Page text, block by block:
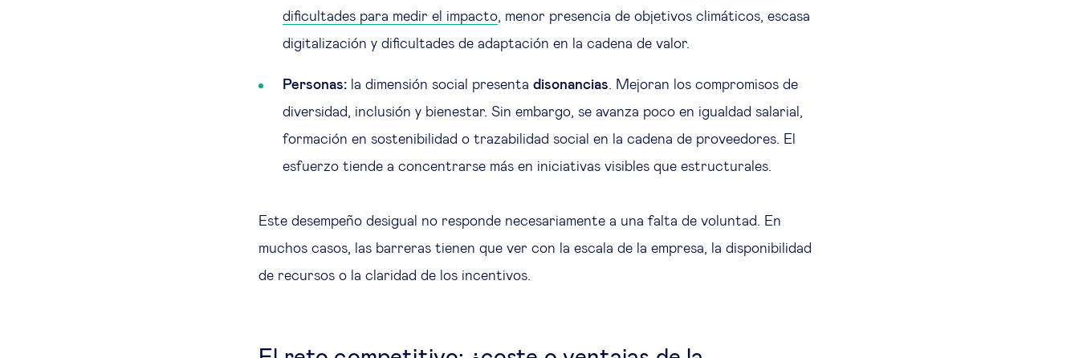
dificultades para medir el impacto, menor presencia de objetivos climáticos, escasa
digitalización y dificultades de adaptación en la cadena de valor.
Personas: la dimensión social presenta disonancias. Mejoran los compromisos de
diversidad, inclusión y bienestar. Sin embargo, se avanza poco en igualdad salarial,
formación en sostenibilidad o trazabilidad social en la cadena de proveedores. El
esfuerzo tiende a concentrarse más en iniciativas visibles que estructurales.
Este desempeño desigual no responde necesariamente a una falta de voluntad. En
muchos casos, las barreras tienen que ver con la escala de la empresa, la disponibilidad
de recursos o la claridad de los incentivos.